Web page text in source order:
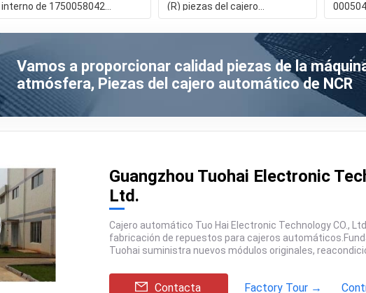
interno de 1750058042
01750058042 Wincor Nixdorf
(R) piezas del cajero
automático de Wincor del
cierre
000A
Vamos a proporcionar calidad piezas de la
atmósfera, Piezas del cajero automático de NCR
Guangzhou Tuohai Electronic
Ltd.
Cajero automático Tuo Hai Electronic Technology CO., Ltdse especializa en la
fabricación de repuestos para cajeros automáticos.Fundada en 2005en China,
Tuohai suministra nuevos módulos originales, reacondicionados y usados, así
Contacta Factory Tour →